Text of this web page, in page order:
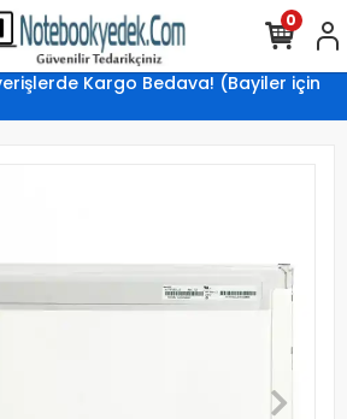
Kargo Bedava! (Bayiler için
0